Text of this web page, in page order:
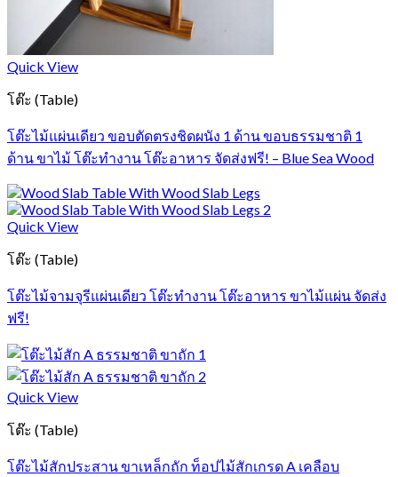
Quick View
โต๊ะ (Table)
โต๊ะไม้แผ่นเดียว ขอบตัดตรงชิดผนัง 1 ด้าน ขอบธรรมชาติ 1
ด้าน ขาไม้ โต๊ะทำงาน โต๊ะอาหาร จัดส่งฟรี! – Blue Sea Wood
Quick View
โต๊ะ (Table)
โต๊ะไม้จามจุรีแผ่นเดียว โต๊ะทำงาน โต๊ะอาหาร ขาไม้แผ่น จัดส่ง
ฟรี!
Quick View
โต๊ะ (Table)
โต๊ะไม้สักประสาน ขาเหล็กถัก ท็อปไม้สักเกรด A เคลือบ